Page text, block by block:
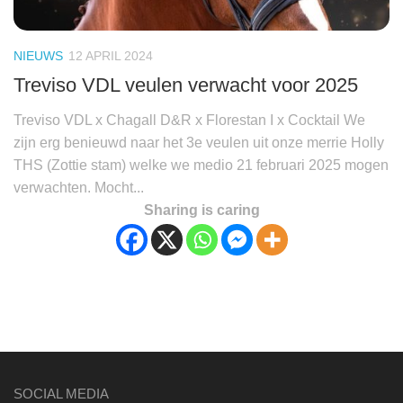
NIEUWS 12 APRIL 2024
Treviso VDL veulen verwacht voor 2025
Treviso VDL x Chagall D&R x Florestan I x Cocktail We
zijn erg benieuwd naar het 3e veulen uit onze merrie Holly
THS (Zottie stam) welke we medio 21 februari 2025 mogen
verwachten. Mocht...
Sharing is caring
SOCIAL MEDIA